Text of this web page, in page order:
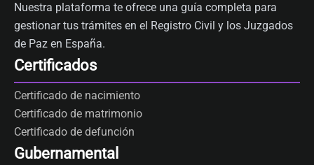
Nuestra plataforma te ofrece una guía completa para
gestionar tus trámites en el Registro Civil y los Juzgados
de Paz en España.
Certificados
Certificado de nacimiento
Certificado de matrimonio
Certificado de defunción
Gubernamental